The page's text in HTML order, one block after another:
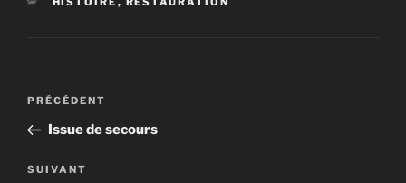
Navigation
l’article
Article
précédent
PRÉCÉDENT
Issue de secours
Article
SUIVANT